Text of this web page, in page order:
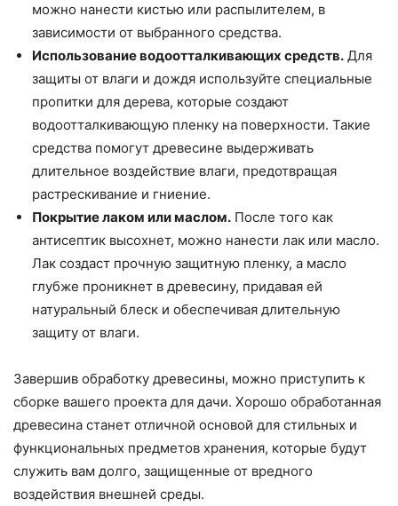
можно нанести кистью или распылителем, в
зависимости от выбранного средства.
Использование водоотталкивающих средств. Для
защиты от влаги и дождя используйте специальные
пропитки для дерева, которые создают
водоотталкивающую пленку на поверхности. Такие
средства помогут древесине выдерживать
длительное воздействие влаги, предотвращая
растрескивание и гниение.
Покрытие лаком или маслом. После того как
антисептик высохнет, можно нанести лак или масло.
Лак создаст прочную защитную пленку, а масло
глубже проникнет в древесину, придавая ей
натуральный блеск и обеспечивая длительную
защиту от влаги.
Завершив обработку древесины, можно приступить к
сборке вашего проекта для дачи. Хорошо обработанная
древесина станет отличной основой для стильных и
функциональных предметов хранения, которые будут
служить вам долго, защищенные от вредного
воздействия внешней среды.